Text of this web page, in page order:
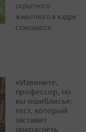
скрытного
животного в кадре
становится
«Извините,
профессор, но
вы ошиблись»:
тест, который
заставит
покраснеть